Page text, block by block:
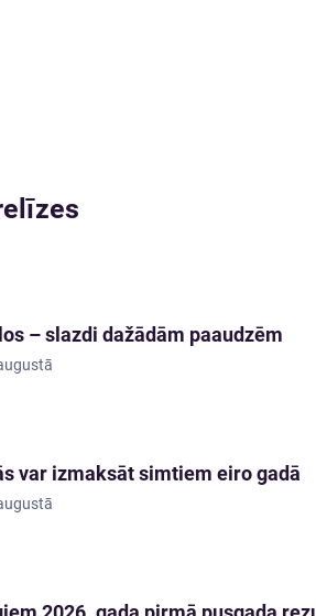
– slazdi dažādām paaudzēm
var izmaksāt simtiem eiro gadā